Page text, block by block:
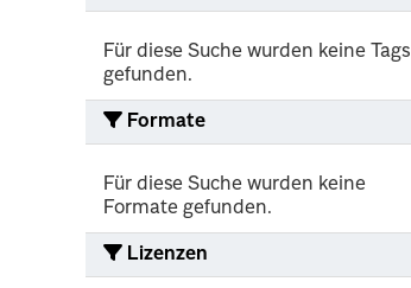
Für diese Suche wurden keine Tags
gefunden.
Formate
Für diese Suche wurden keine
Formate gefunden.
Lizenzen